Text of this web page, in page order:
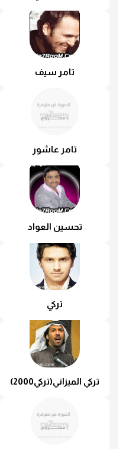
تامر سيف
تامر عاشور
تحسين العواد
تركي
تركي الميزاني(تركي2000)